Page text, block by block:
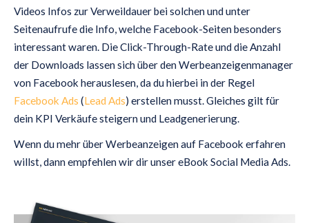
Videos Infos zur Verweildauer bei solchen und unter
Seitenaufrufe die Info, welche Facebook-Seiten besonders
interessant waren. Die Click-Through-Rate und die Anzahl
der Downloads lassen sich über den Werbeanzeigenmanager
von Facebook herauslesen, da du hierbei in der Regel
Facebook Ads (Lead Ads) erstellen musst. Gleiches gilt für
dein KPI Verkäufe steigern und Leadgenerierung.
Wenn du mehr über Werbeanzeigen auf Facebook erfahren
willst, dann empfehlen wir dir unser eBook Social Media Ads.